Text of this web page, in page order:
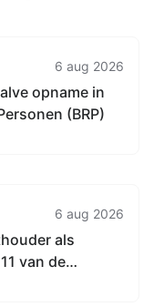
6 aug 2026
opname in
(BRP)
6 aug 2026
als
van de